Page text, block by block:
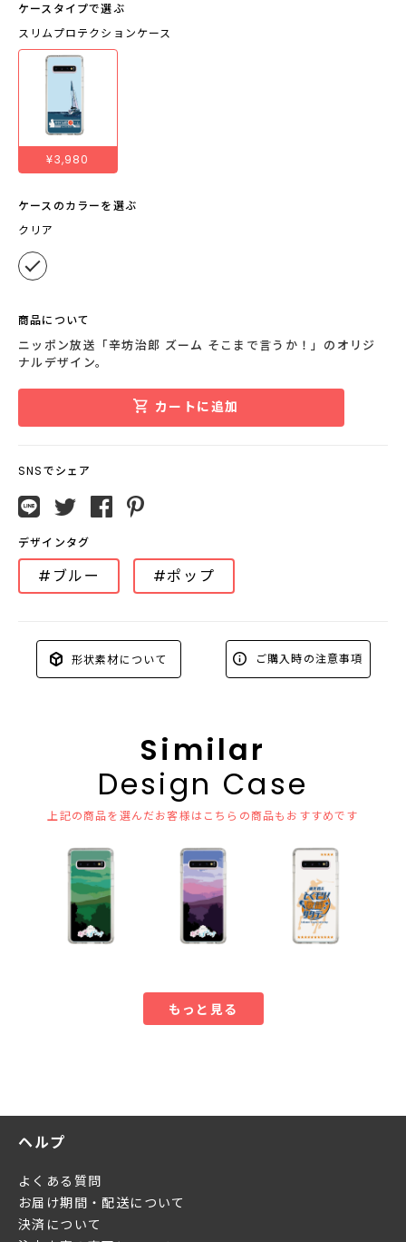
ケースタイプで選ぶ
スリムプロテクションケース
¥3,980
ケースのカラーを選ぶ
クリア
商品について
ニッポン放送「辛坊治郎 ズーム そこまで言うか！」のオリジ
ナルデザイン。
カートに追加
SNSでシェア
デザインタグ
#ブルー #ポップ
形状素材について ご購入時の注意事項
Similar
Design Case
上記の商品を選んだお客様はこちらの商品もおすすめです
もっと見る
ヘルプ
よくある質問
お届け期間・配送について
決済について